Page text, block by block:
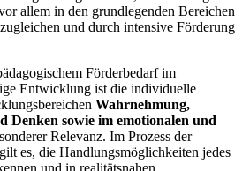
allem in den grundlegenden Bereichen
und durch intensive Förderung
Förderbedarf im
Entwicklung ist die individuelle
Wahrnehmung,
Denken sowie im emotionalen und
Relevanz. Im Prozess der
es, die Handlungsmöglichkeiten jedes
und in realitätsnahen